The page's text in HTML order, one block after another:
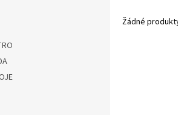
Žádné